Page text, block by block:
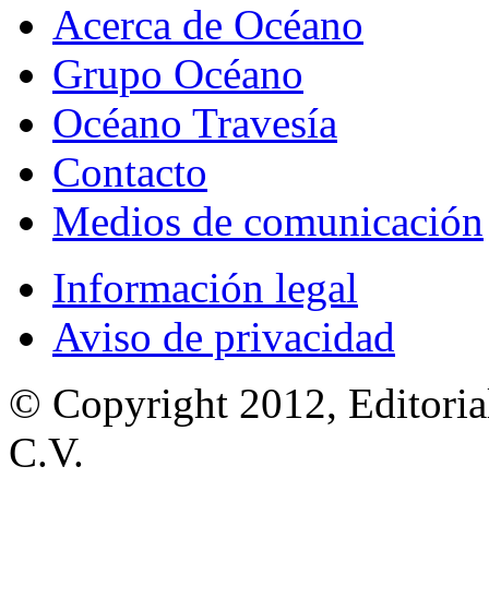
Acerca de Océano
Grupo Océano
Océano Travesía
Contacto
Medios de comunicación
Información legal
Aviso de privacidad
© Copyright 2012,
C.V.